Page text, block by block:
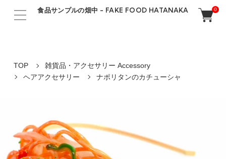
食品サンプルの畑中 - FAKE FOOD HATANAKA 0
TOP
雑貨品・アクセサリー Accessory
ヘアアクセサリー
ナポリタンのカチューシャ